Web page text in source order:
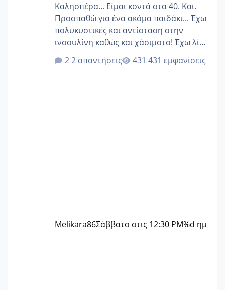
Καλησπέρα... Είμαι κοντά στα 40. Και.
Προσπαθώ για ένα ακόμα παιδάκι... Έχω
πολυκυστικές και αντίσταση στην
ινσουλίνη καθώς και χάσιμοτο! Έχω λίγα
κιλά παραπάνω και όσο κ αν προσπαθώ
δεν χάνω εύκολα! Προσπαθώ για ακόμη
2 απαντήσεις 431 εμφανίσεις
Melikara86Σάββατο στις 12:30 PM%d ημ